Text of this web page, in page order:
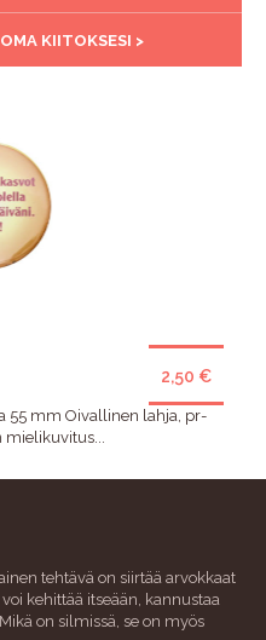
KIITOKSESI >
2,50 €
55 mm Oivallinen lahja, pr-
mielikuvitus...
tehtävä on siirtää arvokkaat
kehittää itseään, kannustaa
on silmissä, se on myös